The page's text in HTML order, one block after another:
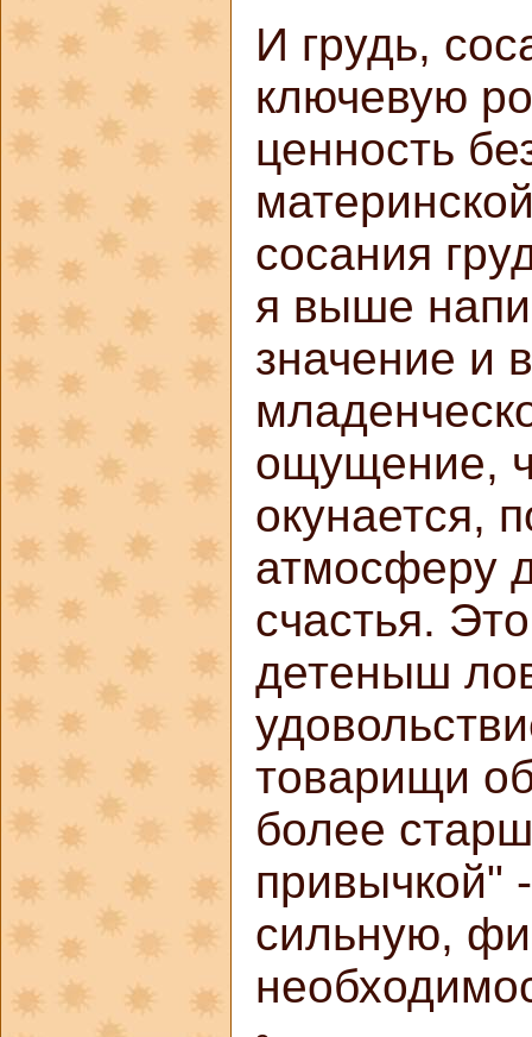
И грудь,
ключевую
ценность
сосания
я выше
значение и
ощущение,
окунается,
атмосферу
счастья.
детеныш
товарищи
более
привычкой"
сильную,